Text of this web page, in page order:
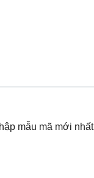
mẫu mã mới nhất